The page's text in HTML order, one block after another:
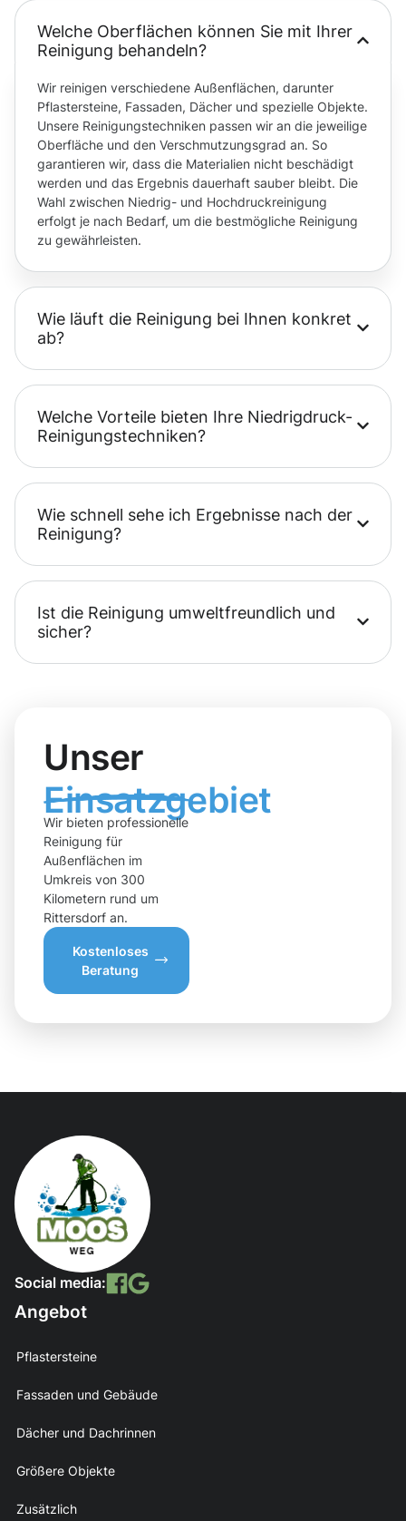
Welche Oberflächen können Sie mit Ihrer
Reinigung behandeln?
Wir reinigen verschiedene Außenflächen, darunter
Pflastersteine, Fassaden, Dächer und spezielle Objekte.
Unsere Reinigungstechniken passen wir an die jeweilige
Oberfläche und den Verschmutzungsgrad an. So
garantieren wir, dass die Materialien nicht beschädigt
werden und das Ergebnis dauerhaft sauber bleibt. Die
Wahl zwischen Niedrig- und Hochdruckreinigung
erfolgt je nach Bedarf, um die bestmögliche Reinigung
zu gewährleisten.
Wie läuft die Reinigung bei Ihnen konkret
ab?
Welche Vorteile bieten Ihre Niedrigdruck-
Reinigungstechniken?
Wie schnell sehe ich Ergebnisse nach der
Reinigung?
Ist die Reinigung umweltfreundlich und
sicher?
Unser
Einsatzgebiet
Wir bieten professionelle
Reinigung für
Außenflächen im
Umkreis von 300
Kilometern rund um
Rittersdorf an.
Kostenloses
Beratung
Social media:
Angebot
Pflastersteine
Fassaden und Gebäude
Dächer und Dachrinnen
Größere Objekte
Zusätzlich